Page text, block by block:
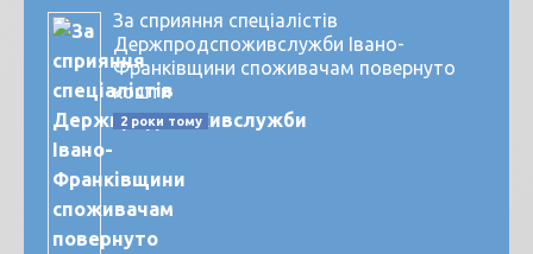
За сприяння спеціалістів
Держпродспоживслужби Івано-
Франківщини споживачам повернуто
кошти
2 роки тому